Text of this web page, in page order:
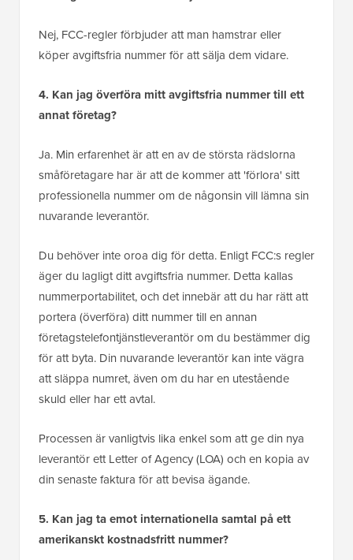
Nej, FCC-regler förbjuder att man hamstrar eller
köper avgiftsfria nummer för att sälja dem vidare.
4. Kan jag överföra mitt avgiftsfria nummer till ett
annat företag?
Ja. Min erfarenhet är att en av de största rädslorna
småföretagare har är att de kommer att 'förlora' sitt
professionella nummer om de någonsin vill lämna sin
nuvarande leverantör.
Du behöver inte oroa dig för detta. Enligt FCC:s regler
äger du lagligt ditt avgiftsfria nummer. Detta kallas
nummerportabilitet, och det innebär att du har rätt att
portera (överföra) ditt nummer till en annan
företagstelefontjänstleverantör om du bestämmer dig
för att byta. Din nuvarande leverantör kan inte vägra
att släppa numret, även om du har en utestående
skuld eller har ett avtal.
Processen är vanligtvis lika enkel som att ge din nya
leverantör ett Letter of Agency (LOA) och en kopia av
din senaste faktura för att bevisa ägande.
5. Kan jag ta emot internationella samtal på ett
amerikanskt kostnadsfritt nummer?